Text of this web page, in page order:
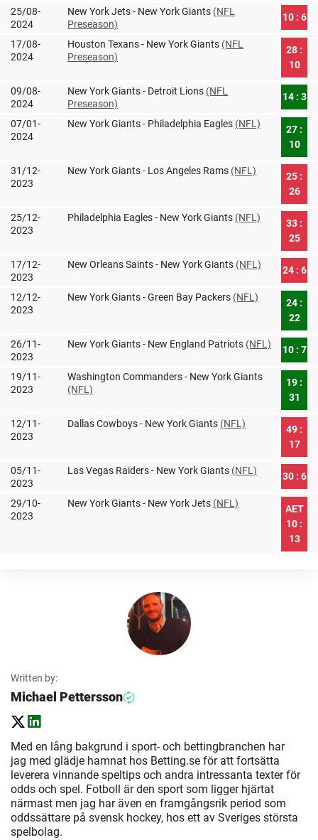
25/08-
2024
New York Jets - New York Giants (NFL
Preseason)
10 : 6
17/08-
2024
Houston Texans - New York Giants (NFL
Preseason)
28 :
10
09/08-
2024
New York Giants - Detroit Lions (NFL
Preseason)
14 : 3
07/01-
2024
New York Giants - Philadelphia Eagles (NFL)
27 :
10
31/12-
2023
New York Giants - Los Angeles Rams (NFL)
25 :
26
25/12-
2023
Philadelphia Eagles - New York Giants (NFL)
33 :
25
17/12-
2023
New Orleans Saints - New York Giants (NFL) 24 : 6
12/12-
2023
New York Giants - Green Bay Packers (NFL)
24 :
22
26/11-
2023
New York Giants - New England Patriots (NFL) 10 : 7
19/11-
2023
Washington Commanders - New York Giants
(NFL)
19 :
31
12/11-
2023
Dallas Cowboys - New York Giants (NFL)
49 :
17
05/11-
2023
Las Vegas Raiders - New York Giants (NFL) 30 : 6
29/10-
2023
New York Giants - New York Jets (NFL)
AET
10 :
13
Written by:
Michael Pettersson
Med en lång bakgrund i sport- och bettingbranchen har
jag med glädje hamnat hos Betting.se för att fortsätta
leverera vinnande speltips och andra intressanta texter för
odds och spel. Fotboll är den sport som ligger hjärtat
närmast men jag har även en framgångsrik period som
oddssättare på svensk hockey, hos ett av Sveriges största
spelbolag.